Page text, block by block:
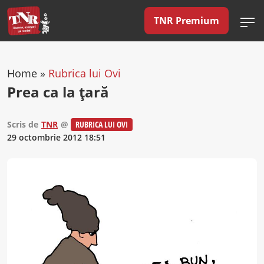
TNR Premium
Home » Rubrica lui Ovi
Prea ca la ţară
Scris de TNR @
RUBRICA LUI OVI
29 octombrie 2012 18:51